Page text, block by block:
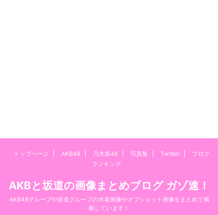
トップページ AKB48 乃木坂46 写真集 Twitter
ブログ
ランキング
AKBと坂道の画像まとめブログ ガゾ速！
AKB48グループや坂道グループの水着画像やオフショット画像をまとめて掲
載しています！